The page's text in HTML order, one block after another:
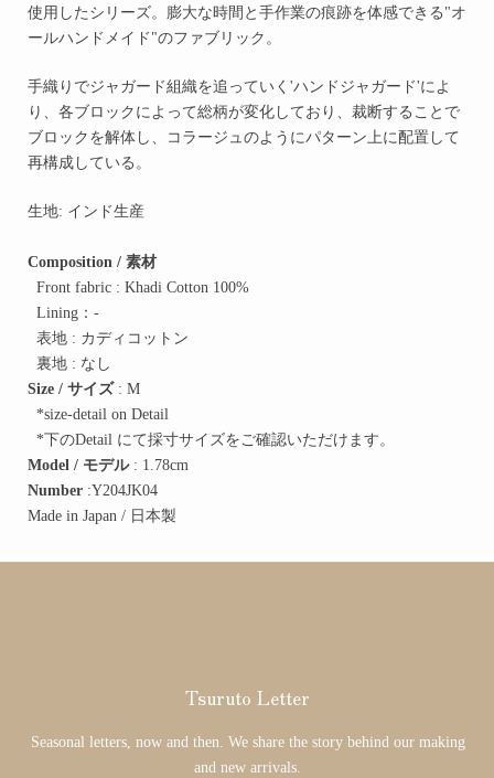
使用したシリーズ。膨大な時間と手作業の痕跡を体感できる"オ
ールハンドメイド"のファブリック。
手織りでジャガード組織を追っていく'ハンドジャガード'によ
り、各ブロックによって総柄が変化しており、裁断することで
ブロックを解体し、コラージュのようにパターン上に配置して
再構成している。
生地: インド生産
Composition / 素材
Front fabric : Khadi Cotton 100%
Lining：-
表地 : カディコットン
裏地 : なし
Size / サイズ: M
*size-detail on Detail
*下のDetail にて採寸サイズをご確認いただけます。
Model / モデル: 1.78cm
Number :Y204JK04
Made in Japan / 日本製
Tsuruto Letter
Seasonal letters, now and then. We share the story behind our making
and new arrivals.